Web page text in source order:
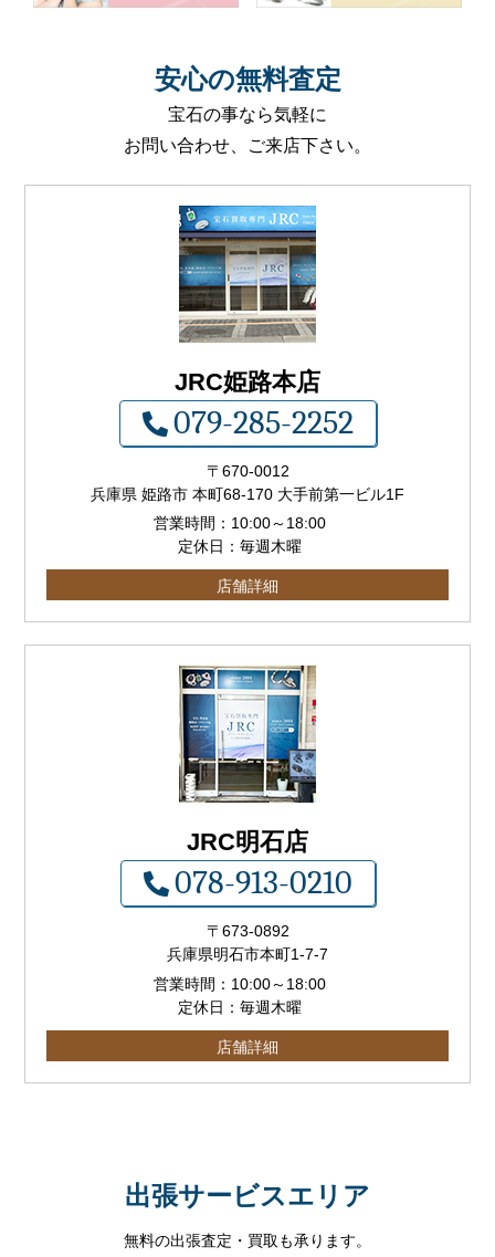
安心の無料査定
宝石の事なら気軽に
お問い合わせ、ご来店下さい。
JRC姫路本店
079-285-2252
〒 670-0012
兵庫県 姫路市 本町68-170 大手前第一ビル1F
営業時間： 10:00～ 18:00
定休日：毎週木曜
店舗詳細
JRC明石店
078-913-0210
〒673-0892
兵庫県明石市本町1-7-7
営業時間： 10:00～ 18:00
定休日：毎週木曜
店舗詳細
出張サービスエリア
無料の出張査定・買取も承ります。